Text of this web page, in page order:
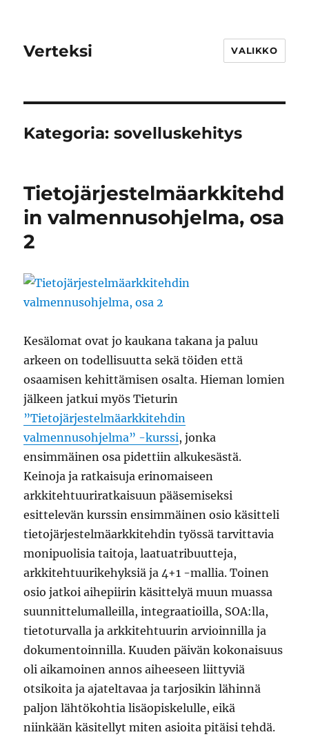
Verteksi VALIKKO
Kategoria:sovelluskehitys
Tietojärjestelmäarkkitehd
in valmennusohjelma, osa
2
Kesälomat ovat jo kaukana takana ja paluu
arkeen on todellisuutta sekä töiden että
osaamisen kehittämisen osalta. Hieman lomien
jälkeen jatkui myös Tieturin
”Tietojärjestelmäarkkitehdin
valmennusohjelma” -kurssi, jonka
ensimmäinen osa pidettiin alkukesästä.
Keinoja ja ratkaisuja erinomaiseen
arkkitehtuuriratkaisuun pääsemiseksi
esittelevän kurssin ensimmäinen osio käsitteli
tietojärjestelmäarkkitehdin työssä tarvittavia
monipuolisia taitoja, laatuatribuutteja,
arkkitehtuurikehyksiä ja 4+1 -mallia. Toinen
osio jatkoi aihepiirin käsittelyä muun muassa
suunnittelumalleilla, integraatioilla, SOA:lla,
tietoturvalla ja arkkitehtuurin arvioinnilla ja
dokumentoinnilla. Kuuden päivän kokonaisuus
oli aikamoinen annos aiheeseen liittyviä
otsikoita ja ajateltavaa ja tarjosikin lähinnä
paljon lähtökohtia lisäopiskelulle, eikä
niinkään käsitellyt miten asioita pitäisi tehdä.